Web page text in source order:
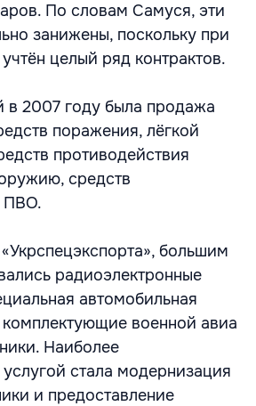
По словам Самуся, эти
занижены, поскольку при
целый ряд контрактов.
2007 году была продажа
поражения, лёгкой
противодействия
средств
ПВО.
большим
радиоэлектронные
автомобильная
комплектующие военной авиа
Наиболее
стала модернизация
и предоставление